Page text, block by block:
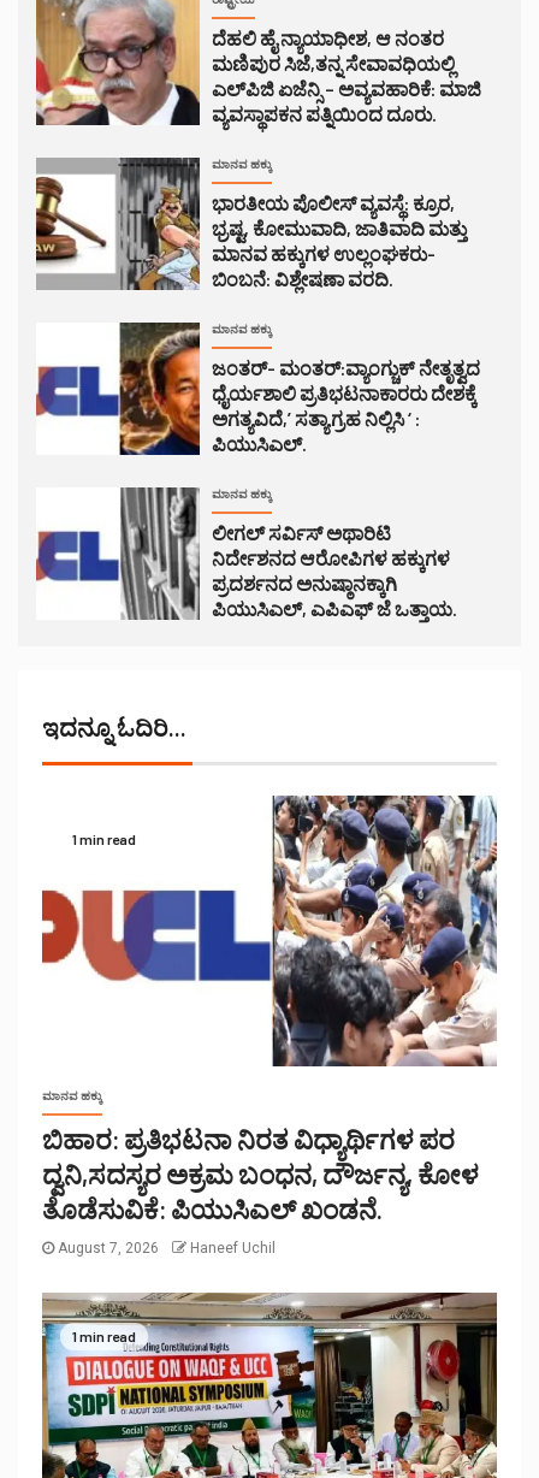
ದೆಹಲಿ ಹೈ ನ್ಯಾಯಾಧೀಶ, ಆ ನಂತರ
ಮಣಿಪುರ ಸಿಜೆ,ತನ್ನ ಸೇವಾವಧಿಯಲ್ಲಿ
ಎಲ್‌ಪಿಜಿ ಏಜೆನ್ಸಿ – ಅವ್ಯವಹಾರಿಕೆ: ಮಾಜಿ
ವ್ಯವಸ್ಥಾಪಕನ ಪತ್ನಿಯಿಂದ ದೂರು.
ಮಾನವ ಹಕ್ಕು
ಭಾರತೀಯ ಪೊಲೀಸ್ ವ್ಯವಸ್ಥೆ: ಕ್ರೂರ,
ಭ್ರಷ್ಟ, ಕೋಮುವಾದಿ, ಜಾತಿವಾದಿ ಮತ್ತು
ಮಾನವ ಹಕ್ಕುಗಳ ಉಲ್ಲಂಘಕರು-
ಬಿಂಬನೆ: ವಿಶ್ಲೇಷಣಾ ವರದಿ.
ಮಾನವ ಹಕ್ಕು
ಜಂತರ್- ಮಂತರ್:ವ್ಯಾಂಗ್ಚುಕ್ ನೇತೃತ್ವದ
ಧೈರ್ಯಶಾಲಿ ಪ್ರತಿಭಟನಾಕಾರರು ದೇಶಕ್ಕೆ
ಅಗತ್ಯವಿದೆ,’ ಸತ್ಯಾಗ್ರಹ ನಿಲ್ಲಿಸಿ ‘ :
ಪಿಯುಸಿಎಲ್.
ಮಾನವ ಹಕ್ಕು
ಲೀಗಲ್ ಸರ್ವಿಸ್ ಅಥಾರಿಟಿ
ನಿರ್ದೇಶನದ ಆರೋಪಿಗಳ ಹಕ್ಕುಗಳ
ಪ್ರದರ್ಶನದ ಅನುಷ್ಠಾನಕ್ಕಾಗಿ
ಪಿಯುಸಿಎಲ್, ಎಪಿಎಫ್ ಜೆ ಒತ್ತಾಯ.
ಇದನ್ನೂ ಓದಿರಿ...
1 min read
ಮಾನವ ಹಕ್ಕು
ಬಿಹಾರ: ಪ್ರತಿಭಟನಾ ನಿರತ ವಿಧ್ಯಾರ್ಥಿಗಳ ಪರ
ದ್ವನಿ,ಸದಸ್ಯರ ಅಕ್ರಮ ಬಂಧನ, ದೌರ್ಜನ್ಯ, ಕೋಳ
ತೊಡೆಸುವಿಕೆ: ಪಿಯುಸಿಎಲ್ ಖಂಡನೆ.
August 7, 2026 Haneef Uchil
1 min read